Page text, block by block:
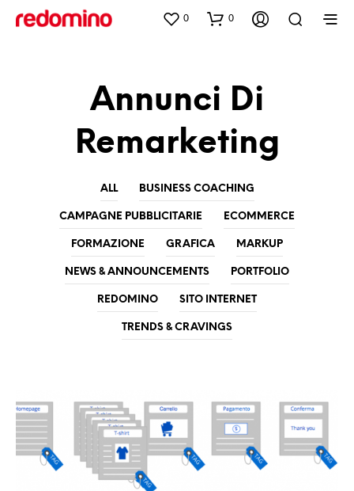
0 0
Annunci Di
Remarketing
ALL BUSINESS COACHING
CAMPAGNE PUBBLICITARIE ECOMMERCE
FORMAZIONE GRAFICA MARKUP
NEWS & ANNOUNCEMENTS PORTFOLIO
REDOMINO SITO INTERNET
TRENDS & CRAVINGS